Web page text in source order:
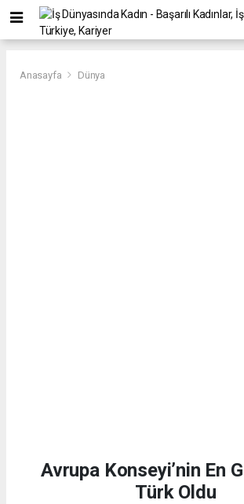
Anasayfa Dünya
Avrupa Konseyi’nin En
Türk Oldu